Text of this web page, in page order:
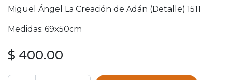
Miguel Ángel La Creación de Adán (Detalle) 1511
Medidas: 69x50cm
$ 400.00